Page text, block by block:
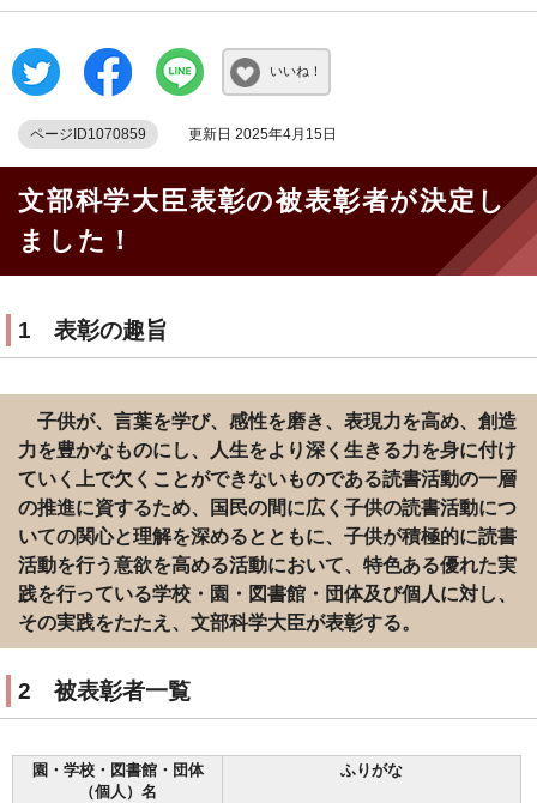
いいね！
ページID1070859 更新日 2025年4月15日
文部科学大臣表彰の被表彰者が決定し
ました！
1 表彰の趣旨
子供が、言葉を学び、感性を磨き、表現力を高め、創造
力を豊かなものにし、人生をより深く生きる力を身に付け
ていく上で欠くことができないものである読書活動の一層
の推進に資するため、国民の間に広く子供の読書活動につ
いての関心と理解を深めるとともに、子供が積極的に読書
活動を行う意欲を高める活動において、特色ある優れた実
践を行っている学校・園・図書館・団体及び個人に対し、
その実践をたたえ、文部科学大臣が表彰する。
2 被表彰者一覧
園・学校・図書館・団体
（個人）名
ふりがな